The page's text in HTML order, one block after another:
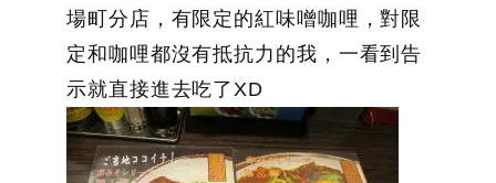
場町分店，有限定的紅味噌咖哩，對限
定和咖哩都沒有抵抗力的我，一看到告
示就直接進去吃了XD